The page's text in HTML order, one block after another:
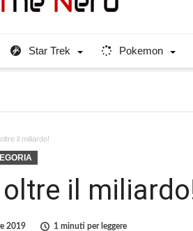
Star Trek Pokemon
il miliardo!
oltre il
2019 1 minuti per leggere